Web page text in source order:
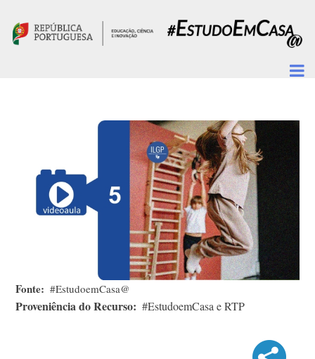
Fonte #EstudoemCasa@
Proveniência do Recurso #EstudoemCasa e RTP